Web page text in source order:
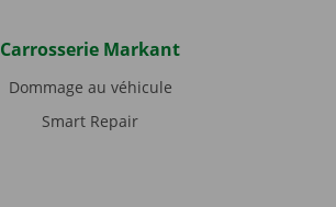
Carrosserie Markant
Dommage au véhicule
Smart Repair